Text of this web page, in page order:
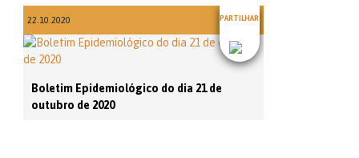
22.10.2020 PARTILHAR
Boletim Epidemiológico do dia 21 de
outubro de 2020